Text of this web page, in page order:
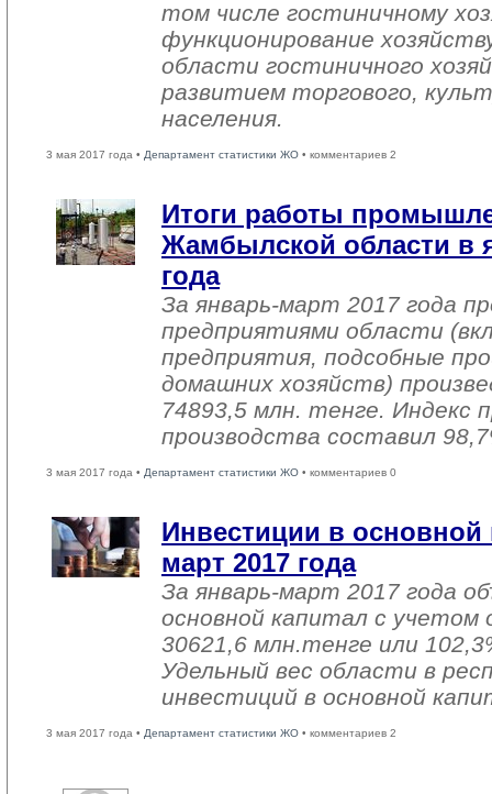
том числе гостиничному
функционирование
области гостиничного
развитием торгового,
населения.
3 мая 2017 года • Департамент статистики ЖО • комментариев 2
Итоги работы
Жамбылской области в
года
За январь-март 2017 года
предприятиями области
предприятия, подсобные
домашних хозяйств)
74893,5 млн. тенге. Индекс
производства составил
3 мая 2017 года • Департамент статистики ЖО • комментариев 0
Инвестиции в основной
март 2017 года
За январь-март 2017 года
основной капитал с учетом
30621,6 млн.тенге или
Удельный вес области в
инвестиций в основной
3 мая 2017 года • Департамент статистики ЖО • комментариев 2